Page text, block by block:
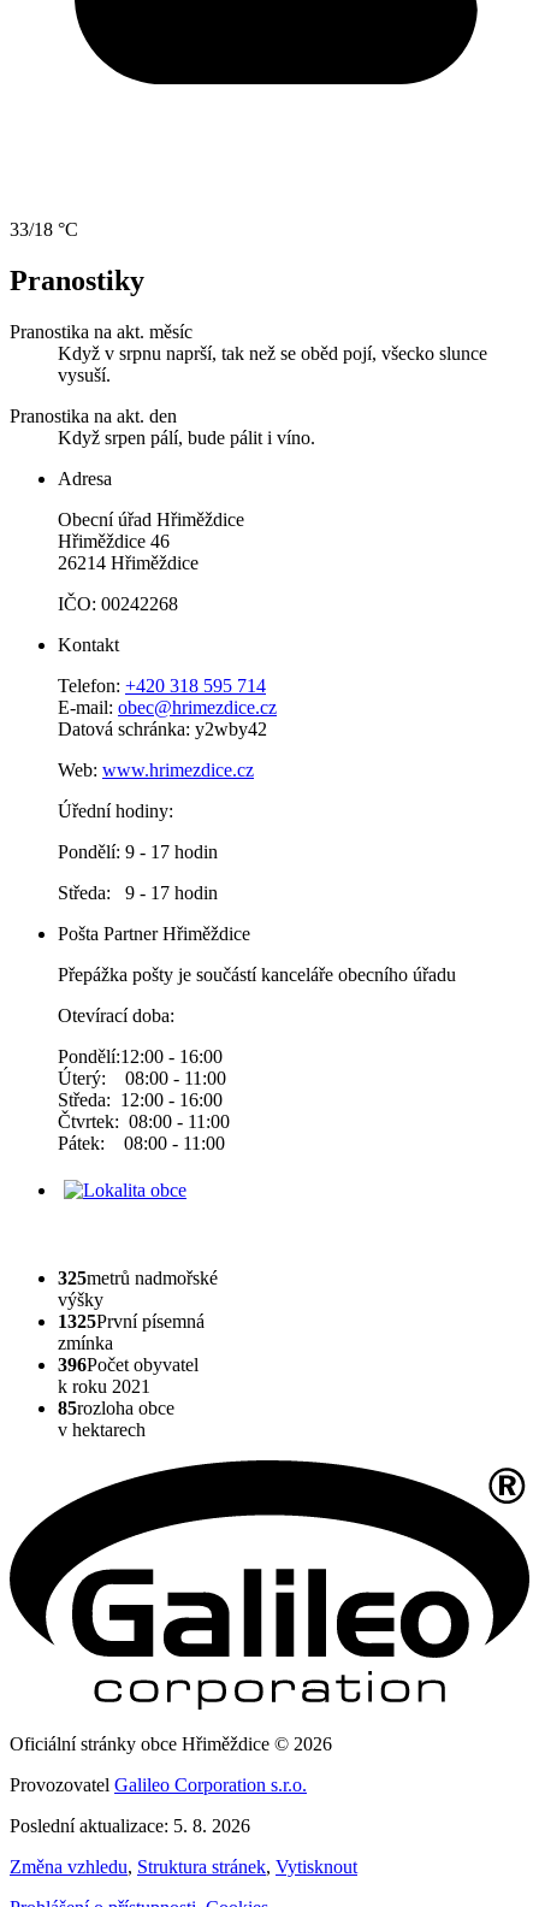
33/18 °C
Pranostiky
Pranostika na akt. měsíc
Když v srpnu naprší, tak než se oběd pojí, všecko slunce
vysuší.
Pranostika na akt. den
Když srpen pálí, bude pálit i víno.
Adresa
Obecní úřad Hřiměždice
Hřiměždice 46
26214 Hřiměždice
IČO: 00242268
Kontakt
Telefon: +420 318 595 714
E-mail: obec@hrimezdice.cz
Datová schránka: y2wby42
Web: www.hrimezdice.cz
Úřední hodiny:
Pondělí: 9 - 17 hodin
Středa: 9 - 17 hodin
Pošta Partner Hřiměždice
Přepážka pošty je součástí kanceláře obecního úřadu
Otevírací doba:
Pondělí:12:00 - 16:00
Úterý: 08:00 - 11:00
Středa: 12:00 - 16:00
Čtvrtek: 08:00 - 11:00
Pátek: 08:00 - 11:00
325metrů nadmořské
výšky
1325První písemná
zmínka
396Počet obyvatel
k roku 2021
85rozloha obce
v hektarech
Oficiální stránky obce Hřiměždice © 2026
Provozovatel Galileo Corporation s.r.o.
Poslední aktualizace: 5. 8. 2026
Změna vzhledu, Struktura stránek, Vytisknout